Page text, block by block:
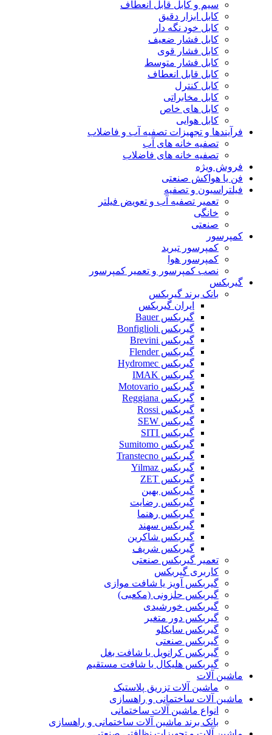
سیم و کابل قابل انعطاف
کابل ابزار دقیق
کابل خود نگه دار
کابل فشار ضعیف
کابل فشار قوی
کابل فشار متوسط
کابل قابل انعطاف
کابل کنترل
کابل مخابراتی
کابل های خاص
کابل هوایی
فرآیندها و تجهیزات تصفیه آب و فاضلاب
تصفیه خانه های آب
تصفیه خانه های فاضلاب
فروش ویژه
فن یا هواکش صنعتی
فیلتراسیون و تصفیه
تعمیر تصفیه آب و تعویض فیلتر
خانگی
صنعتی
کمپرسور
کمپرسور تبرید
کمپرسور هوا
نصب کمپرسور و تعمیر کمپرسور
گیربکس
بانک برند گیربکس
ایران گیربکس
گیربکس Bauer
گیربکس Bonfiglioli
گیربکس Brevini
گیربکس Flender
گیربکس Hydromec
گیربکس IMAK
گیربکس Motovario
گیربکس Reggiana
گیربکس Rossi
گیربکس SEW
گیربکس SITI
گیربکس Sumitomo
گیربکس Transtecno
گیربکس Yilmaz
گیربکس ZET
گیربکس بهین
گیربکس رضایت
گیربکس رهنما
گیربکس سهند
گیربکس شاکرین
گیربکس شریف
تعمیر گیربکس صنعتی
کاربری گیربکس
گیربکس آویز یا شافت موازی
گیربکس حلزونی (مکعبی)
گیربکس خورشیدی
گیربکس دور متغیر
گیربکس سایکلو
گیربکس صنعتی
گیربکس کرانویل یا شافت بغل
گیربکس هلیکال یا شافت مستقیم
ماشین آلات
ماشین آلات تزریق پلاستیک
ماشین آلات ساختمانی و راهسازی
انواع ماشین آلات ساختمانی
بانک برند ماشین آلات ساختمانی و راهسازی